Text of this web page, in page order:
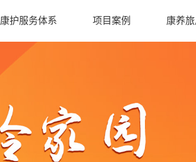
康护服务体系 项目案例 康养